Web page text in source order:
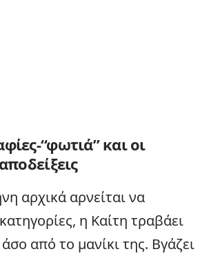
“φωτιά” και οι
αρχικά αρνείται να
η Καίτη τραβάει
από το μανίκι της. Βγάζει